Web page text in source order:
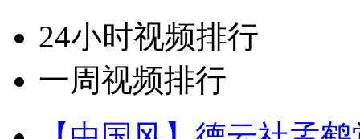
24小时视频排行
一周视频排行